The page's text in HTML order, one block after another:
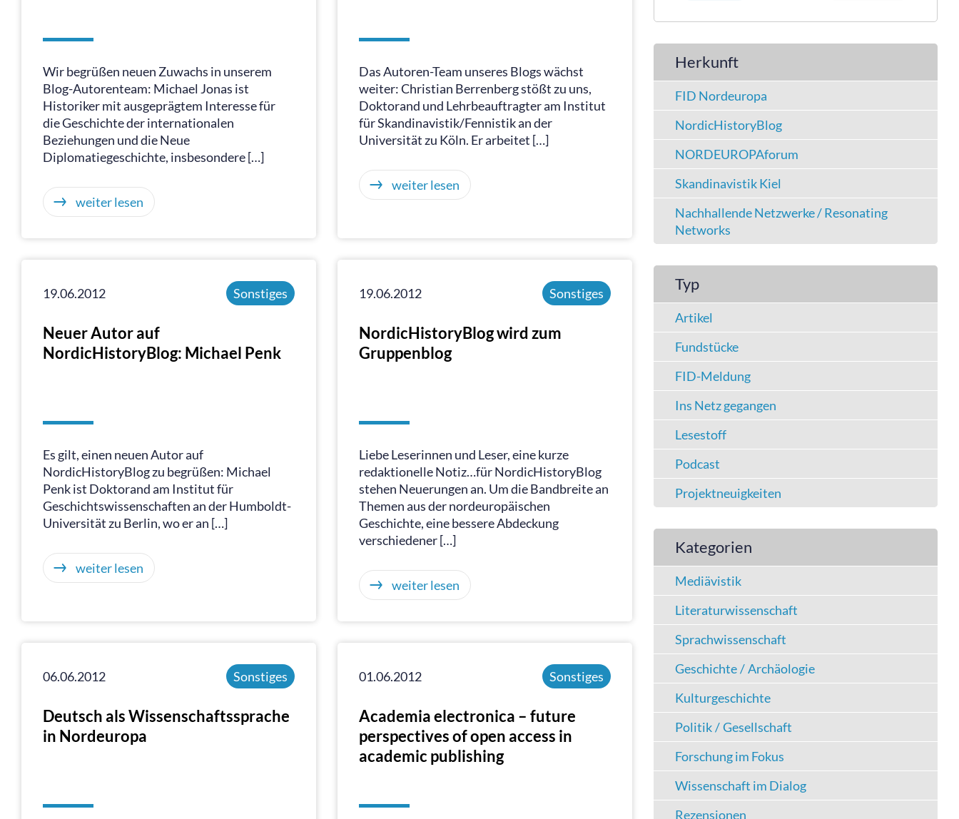
Wir begrüßen neuen Zuwachs in unserem
Blog-Autorenteam: Michael Jonas ist
Historiker mit ausgeprägtem Interesse für
die Geschichte der internationalen
Beziehungen und die Neue
Diplomatiegeschichte, insbesondere […]
weiter lesen
Das Autoren-Team unseres Blogs wächst
weiter: Christian Berrenberg stößt zu uns,
Doktorand und Lehrbeauftragter am Institut
für Skandinavistik/Fennistik an der
Universität zu Köln. Er arbeitet […]
weiter lesen
19.06.2012 Sonstiges
Neuer Autor auf
NordicHistoryBlog: Michael Penk
Es gilt, einen neuen Autor auf
NordicHistoryBlog zu begrüßen: Michael
Penk ist Doktorand am Institut für
Geschichtswissenschaften an der Humboldt-
Universität zu Berlin, wo er an […]
weiter lesen
19.06.2012 Sonstiges
NordicHistoryBlog wird zum
Gruppenblog
Liebe Leserinnen und Leser, eine kurze
redaktionelle Notiz…für NordicHistoryBlog
stehen Neuerungen an. Um die Bandbreite an
Themen aus der nordeuropäischen
Geschichte, eine bessere Abdeckung
verschiedener […]
weiter lesen
06.06.2012 Sonstiges
Deutsch als Wissenschaftssprache
in Nordeuropa
01.06.2012 Sonstiges
Academia electronica – future
perspectives of open access in
academic publishing
Herkunft
FID Nordeuropa
NordicHistoryBlog
NORDEUROPAforum
Skandinavistik Kiel
Nachhallende Netzwerke / Resonating
Networks
Typ
Artikel
Fundstücke
FID-Meldung
Ins Netz gegangen
Lesestoff
Podcast
Projektneuigkeiten
Kategorien
Mediävistik
Literaturwissenschaft
Sprachwissenschaft
Geschichte / Archäologie
Kulturgeschichte
Politik / Gesellschaft
Forschung im Fokus
Wissenschaft im Dialog
Rezensionen